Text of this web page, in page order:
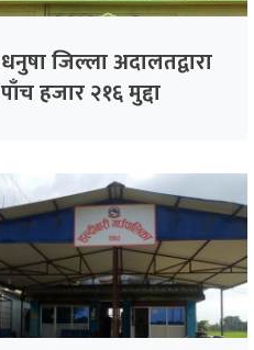
धनुषा जिल्ला अदालतद्वारा
पाँच हजार २१६ मुद्दा